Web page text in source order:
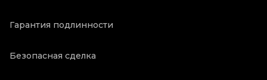
Гарантия подлинности
Безопасная сделка